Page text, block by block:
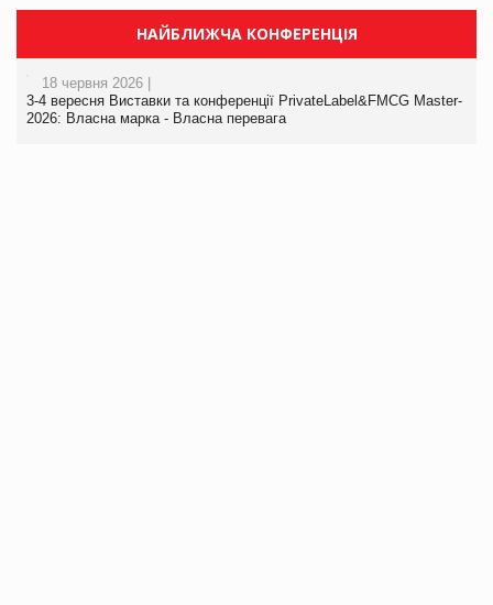
НАЙБЛИЖЧА КОНФЕРЕНЦІЯ
18 червня 2026 |
3-4 вересня Виставки та конференції PrivateLabel&FMCG Master-
2026: Власна марка - Власна перевага